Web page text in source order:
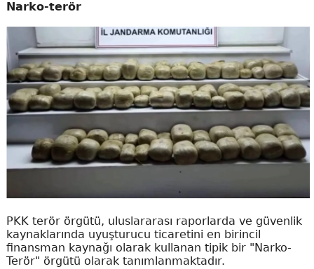
Narko-terör
PKK terör örgütü, uluslararası raporlarda ve güvenlik
kaynaklarında uyuşturucu ticaretini en birincil
finansman kaynağı olarak kullanan tipik bir "Narko-
Terör" örgütü olarak tanımlanmaktadır.